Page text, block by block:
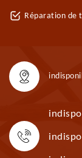
Réparation de